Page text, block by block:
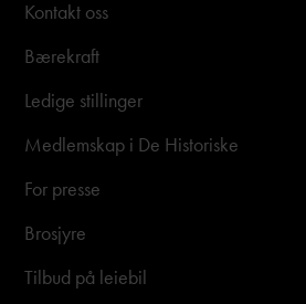
Kontakt oss
Bærekraft
Ledige stillinger
Medlemskap i De Historiske
For presse
Brosjyre
Tilbud på leiebil